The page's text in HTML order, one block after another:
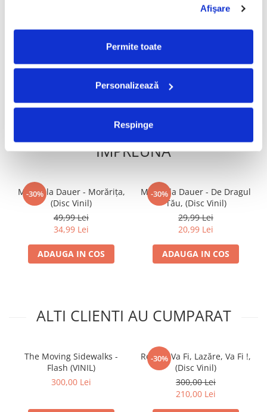
Afişare
Permite toate
Personalizează
Respinge
Vinil)
29,99 Lei
ADAUGA IN COS
Ștefan Hrușcă - La Săvârșitu
Lumii, (Disc Vinil)
100,00 Lei
ADAUGA IN COS
FRECVENT CUMPARATE
IMPREUNA
-30%
Mirabela Dauer - Morărița,
(Disc Vinil)
49,99 Lei
34,99 Lei
ADAUGA IN COS
-30%
Mirabela Dauer - De Dragul
Tău, (Disc Vinil)
29,99 Lei
20,99 Lei
ADAUGA IN COS
ALTI CLIENTI AU CUMPARAT
The Moving Sidewalks -
Flash (VINIL)
300,00 Lei
-30%
Roata - Va Fi, Lazăre, Va Fi !,
(Disc Vinil)
300,00 Lei
210,00 Lei